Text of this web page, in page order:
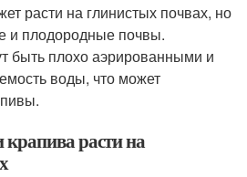
расти на глинистых почвах, но
и плодородные почвы.
быть плохо аэрированными и
воды, что может
расти на